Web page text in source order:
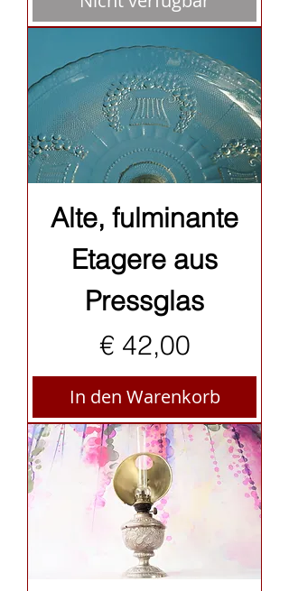
Alte, fulminante
Etagere aus
Pressglas
Preis
€ 42,00
In den Warenkorb